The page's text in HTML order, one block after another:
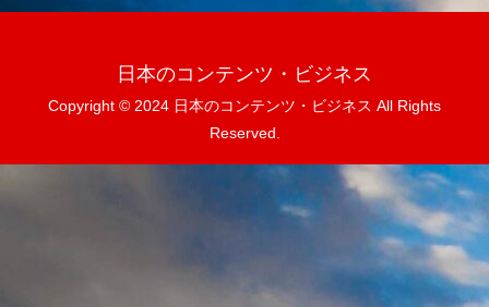
日本のコンテンツ・ビジネス
Copyright © 2024 日本のコンテンツ・ビジネス All Rights
Reserved.